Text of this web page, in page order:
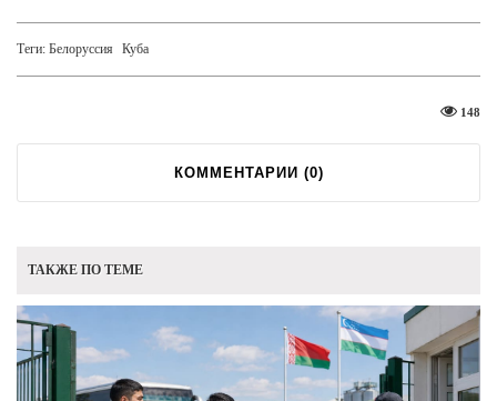
Теги: Белоруссия Куба
148
КОММЕНТАРИИ (0)
ТАКЖЕ ПО ТЕМЕ